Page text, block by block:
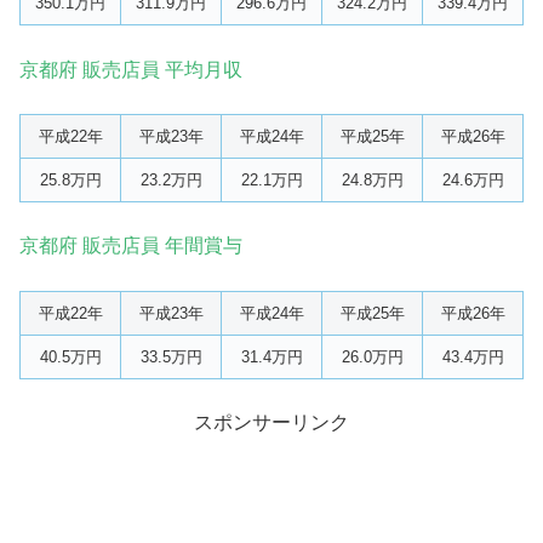
京都府 販売店員 平均月収
平成22年 平成23年 平成24年 平成25年 平成26年
25.8万円 23.2万円 22.1万円 24.8万円 24.6万円
京都府 販売店員 年間賞与
平成22年 平成23年 平成24年 平成25年 平成26年
40.5万円 33.5万円 31.4万円 26.0万円 43.4万円
スポンサーリンク